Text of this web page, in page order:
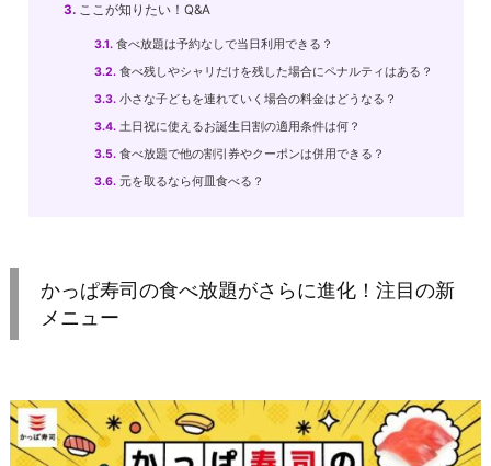
3.ここが知りたい！Q&A
3.1.食べ放題は予約なしで当日利用できる？
3.2.食べ残しやシャリだけを残した場合にペナルティはある？
3.3.小さな子どもを連れていく場合の料金はどうなる？
3.4.土日祝に使えるお誕生日割の適用条件は何？
3.5.食べ放題で他の割引券やクーポンは併用できる？
3.6.元を取るなら何皿食べる？
かっぱ寿司の食べ放題がさらに進化！注目の新
メニュー